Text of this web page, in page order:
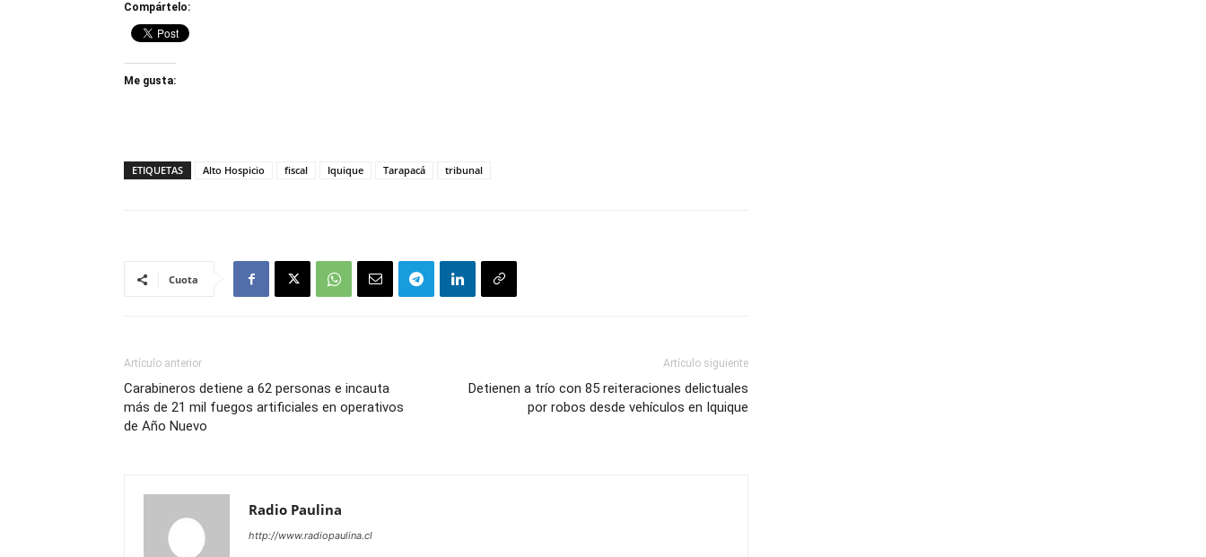
Compártelo:
Me gusta:
ETIQUETAS Alto Hospicio fiscal Iquique Tarapacá tribunal
Cuota
Artículo anterior
Carabineros detiene a 62 personas e incauta
más de 21 mil fuegos artificiales en operativos
de Año Nuevo
Artículo siguiente
Detienen a trío con 85 reiteraciones delictuales
por robos desde vehículos en Iquique
Radio Paulina
http://www.radiopaulina.cl